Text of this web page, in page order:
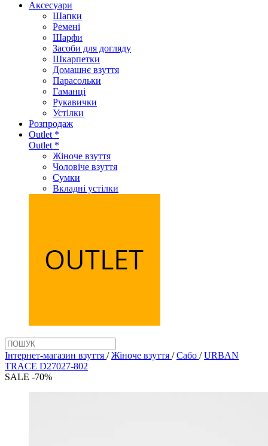
Аксеcуари
Шапки
Ремені
Шарфи
Засоби для догляду
Шкарпетки
Домашнє взуття
Парасольки
Гаманці
Рукавички
Устілки
Розпродаж
Outlet *
Outlet *
Жіноче взуття
Чоловіче взуття
Сумки
Вкладні устілки
Інтернет-магазин взуття / Жіноче взуття / Сабо / URBAN
TRACE D27027-802
SALE -70%